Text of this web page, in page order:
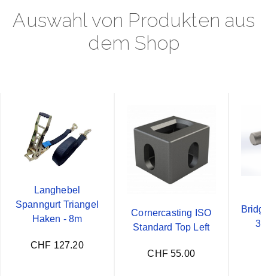
Auswahl von Produkten aus
dem Shop
Langhebel
Spanngurt Triangel
Haken - 8m
CHF 127.20
Cornercasting ISO
Standard Top Left
CHF 55.00